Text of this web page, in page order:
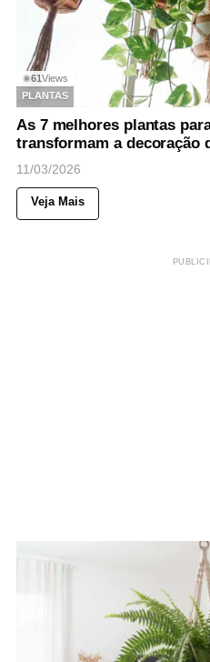
◉61Views
PLANTAS
As 7 melhores plantas
transformam a decoração
11/03/2026
Veja Mais